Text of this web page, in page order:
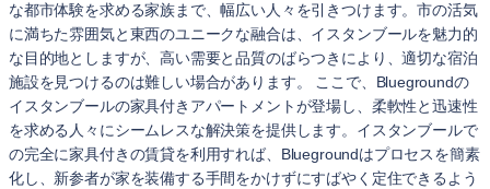
な都市体験を求める家族まで、幅広い人々を引きつけます。市の活気
に満ちた雰囲気と東西のユニークな融合は、イスタンブールを魅力的
な目的地としますが、高い需要と品質のばらつきにより、適切な宿泊
施設を見つけるのは難しい場合があります。 ここで、Bluegroundの
イスタンブールの家具付きアパートメントが登場し、柔軟性と迅速性
を求める人々にシームレスな解決策を提供します。イスタンブールで
の完全に家具付きの賃貸を利用すれば、Bluegroundはプロセスを簡素
化し、新参者が家を装備する手間をかけずにすばやく定住できるよう